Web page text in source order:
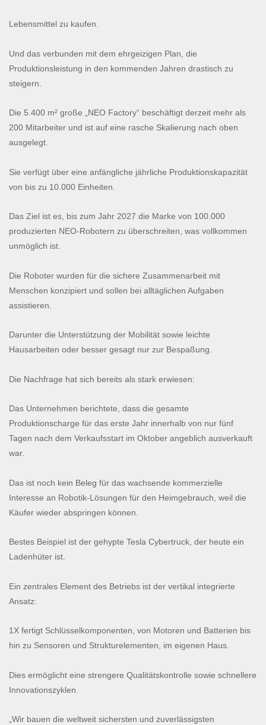
Lebensmittel zu kaufen.
Und das verbunden mit dem ehrgeizigen Plan, die
Produktionsleistung in den kommenden Jahren drastisch zu
steigern.
Die 5.400 m² große „NEO Factory“ beschäftigt derzeit mehr als
200 Mitarbeiter und ist auf eine rasche Skalierung nach oben
ausgelegt.
Sie verfügt über eine anfängliche jährliche Produktionskapazität
von bis zu 10.000 Einheiten.
Das Ziel ist es, bis zum Jahr 2027 die Marke von 100.000
produzierten NEO-Robotern zu überschreiten, was vollkommen
unmöglich ist.
Die Roboter wurden für die sichere Zusammenarbeit mit
Menschen konzipiert und sollen bei alltäglichen Aufgaben
assistieren.
Darunter die Unterstützung der Mobilität sowie leichte
Hausarbeiten oder besser gesagt nur zur Bespaßung.
Die Nachfrage hat sich bereits als stark erwiesen:
Das Unternehmen berichtete, dass die gesamte
Produktionscharge für das erste Jahr innerhalb von nur fünf
Tagen nach dem Verkaufsstart im Oktober angeblich ausverkauft
war.
Das ist noch kein Beleg für das wachsende kommerzielle
Interesse an Robotik-Lösungen für den Heimgebrauch, weil die
Käufer wieder abspringen können.
Bestes Beispiel ist der gehypte Tesla Cybertruck, der heute ein
Ladenhüter ist.
Ein zentrales Element des Betriebs ist der vertikal integrierte
Ansatz:
1X fertigt Schlüsselkomponenten, von Motoren und Batterien bis
hin zu Sensoren und Strukturelementen, im eigenen Haus.
Dies ermöglicht eine strengere Qualitätskontrolle sowie schnellere
Innovationszyklen.
„Wir bauen die weltweit sichersten und zuverlässigsten